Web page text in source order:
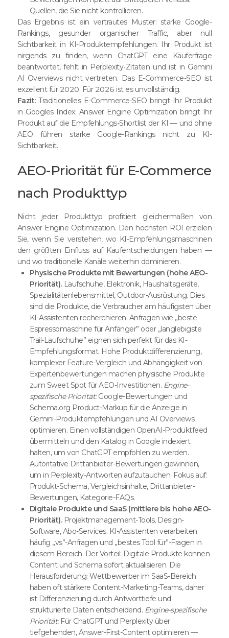
Quellen, die Sie nicht kontrollieren.
Das Ergebnis ist ein vertrautes Muster: starke Google-
Rankings, gesunder organischer Traffic, aber null
Sichtbarkeit in KI-Produktempfehlungen. Ihr Produkt ist
nirgends zu finden, wenn ChatGPT eine Käuferfrage
beantwortet, fehlt in Perplexity-Zitaten und ist in Gemini
AI Overviews nicht vertreten. Das E-Commerce-SEO ist
exzellent für 2020. Für 2026 ist es unvollständig.
Fazit:Traditionelles E-Commerce-SEO bringt Ihr Produkt
in Googles Index; Answer Engine Optimization bringt Ihr
Produkt auf die Empfehlungs-Shortlist der KI — und ohne
AEO führen starke Google-Rankings nicht zu KI-
Sichtbarkeit.
AEO-Priorität für E-Commerce
nach Produkttyp
Nicht jeder Produkttyp profitiert gleichermaßen von
Answer Engine Optimization. Den höchsten ROI erzielen
Sie, wenn Sie verstehen, wo KI-Empfehlungsmaschinen
den größten Einfluss auf Kaufentscheidungen haben —
und wo traditionelle Kanäle weiterhin dominieren.
Physische Produkte mit Bewertungen (hohe AEO-
Priorität).Laufschuhe, Elektronik, Haushaltsgeräte,
Spezialitätenlebensmittel, Outdoor-Ausrüstung. Dies
sind die Produkte, die Verbraucher am häufigsten über
KI-Assistenten recherchieren. Anfragen wie „beste
Espressomaschine für Anfänger” oder „langlebigste
Trail-Laufschuhe” eignen sich perfekt für das KI-
Empfehlungsformat. Hohe Produktdifferenzierung,
komplexer Feature-Vergleich und Abhängigkeit von
Expertenbewertungen machen physische Produkte
zum Sweet Spot für AEO-Investitionen. Engine-
spezifische Priorität:Google-Bewertungen und
Schema.org Product-Markup für die Anzeige in
Gemini-Produktempfehlungen und AI Overviews
optimieren. Einen vollständigen OpenAI-Produktfeed
übermitteln und den Katalog in Google indexiert
halten, um von ChatGPT empfohlen zu werden.
Autoritative Drittanbieter-Bewertungen gewinnen,
um in Perplexity-Antworten aufzutauchen. Fokus auf:
Produkt-Schema, Vergleichsinhalte, Drittanbieter-
Bewertungen, Kategorie-FAQs.
Digitale Produkte und SaaS (mittlere bis hohe AEO-
Priorität).Projektmanagement-Tools, Design-
Software, Abo-Services. KI-Assistenten verarbeiten
häufig „vs”-Anfragen und „bestes Tool für”-Fragen in
diesem Bereich. Der Vorteil: Digitale Produkte können
Content und Schema sofort aktualisieren. Die
Herausforderung: Wettbewerber im SaaS-Bereich
haben oft stärkere Content-Marketing-Teams, daher
ist Differenzierung durch Antworttiefe und
strukturierte Daten entscheidend. Engine-spezifische
Priorität:Für ChatGPT und Perplexity über
tiefgehenden, Answer-First-Content optimieren —